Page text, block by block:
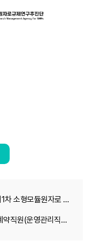
소형모듈원자로 안
과제 재공고
직원(운영관리직무)